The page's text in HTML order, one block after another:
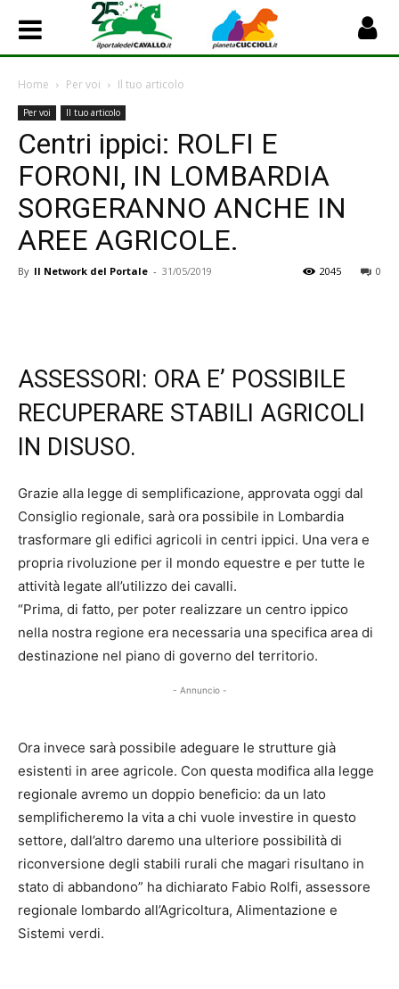
Home Per voi Il tuo articolo
Per voi Il tuo articolo
Centri ippici: ROLFI E
FORONI, IN LOMBARDIA
SORGERANNO ANCHE IN
AREE AGRICOLE.
By Il Network del Portale - 31/05/2019 0
2045
ASSESSORI: ORA E’ POSSIBILE
RECUPERARE STABILI AGRICOLI
IN DISUSO.
Grazie alla legge di semplificazione, approvata oggi dal
Consiglio regionale, sarà ora possibile in Lombardia
trasformare gli edifici agricoli in centri ippici. Una vera e
propria rivoluzione per il mondo equestre e per tutte le
attività legate all’utilizzo dei cavalli.
“Prima, di fatto, per poter realizzare un centro ippico
nella nostra regione era necessaria una specifica area di
destinazione nel piano di governo del territorio.
- Annuncio -
Ora invece sarà possibile adeguare le strutture già
esistenti in aree agricole. Con questa modifica alla legge
regionale avremo un doppio beneficio: da un lato
semplificheremo la vita a chi vuole investire in questo
settore, dall’altro daremo una ulteriore possibilità di
riconversione degli stabili rurali che magari risultano in
stato di abbandono” ha dichiarato Fabio Rolfi, assessore
regionale lombardo all’Agricoltura, Alimentazione e
Sistemi verdi.